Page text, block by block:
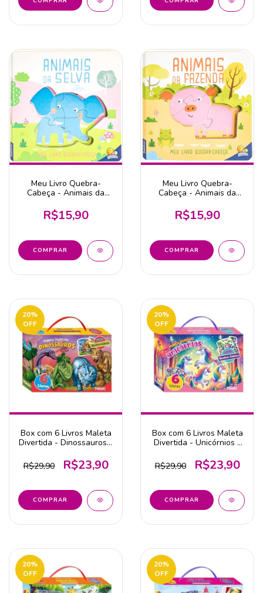
Meu Livro Quebra-
Cabeça - Animais da
R$15,90
Meu Livro Quebra-
Cabeça - Animais da
Todolivro
R$15,90
20%
OFF
Box com 6 Livros Maleta
Divertida - Dinossauros -
R$29,90
R$23,90
20%
OFF
Box com 6 Livros Maleta
Divertida - Unicórnios -
R$29,90
R$23,90
20%
OFF
20%
OFF